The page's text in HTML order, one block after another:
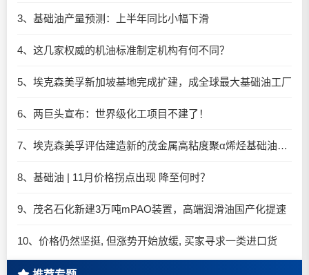
3、基础油产量预测：上半年同比小幅下滑
4、这几家权威的机油标准制定机构有何不同？
5、埃克森美孚新加坡基地完成扩建，成全球最大基础油工厂​
6、两巨头宣布：世界级化工项目不建了！
7、埃克森美孚评估建造新的茂金属高粘度聚α烯烃基础油（mHiVis PAO）装置
8、基础油 | 11月价格拐点出现 降至何时？
9、茂名石化新建3万吨mPAO装置，高端润滑油国产化提速
10、价格仍然坚挺, 但涨势开始放缓, 买家寻求一类进口货